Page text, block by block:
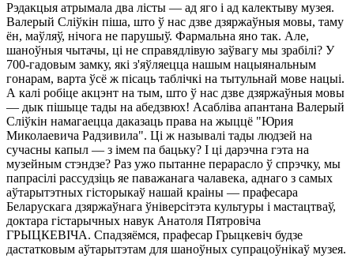
Рэдакцыя атрымала два лісты — ад яго і ад калектыву музея.
Валерый Сліўкін піша, што ў нас дзве дзяржаўныя мовы, таму
ён, маўляў, нічога не парушыў. Фармальна яно так. Але,
шаноўныя чытачы, ці не справядлівую заўвагу мы зрабілі? У
700-гадовым замку, які з'яўляецца нашым нацыянальным
гонарам, варта ўсё ж пісаць таблічкі на тытульнай мове нацыі.
А калі робіце акцэнт на тым, што ў нас дзве дзяржаўныя мовы
— дык пішыце тады на абедзвюх! Асабліва апантана Валерый
Сліўкін намагаецца даказаць права на жыццё "Юрия
Миколаевича Радзивила". Ці ж называлі тады людзей на
сучасны капыл — з імем па бацьку? І ці дарэчна гэта на
музейным стэндзе? Раз ужо пытанне перарасло ў спрэчку, мы
папрасілі рассудзіць яе паважанага чалавека, аднаго з самых
аўтарытэтных гісторыкаў нашай краіны — прафесара
Беларускага дзяржаўнага ўніверсітэта культуры і мастацтваў,
доктара гістарычных навук Анатоля Пятровіча
ГРЫЦКЕВІЧА. Спадзяёмся, прафесар Грыцкевіч будзе
дастатковым аўтарытэтам для шаноўных супрацоўнікаў музея.